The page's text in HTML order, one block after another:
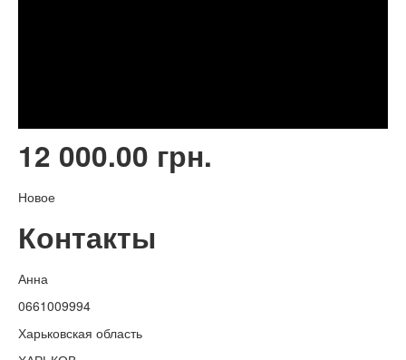
12 000.00 грн.
Новое
Контакты
Анна
0661009994
Харьковская область